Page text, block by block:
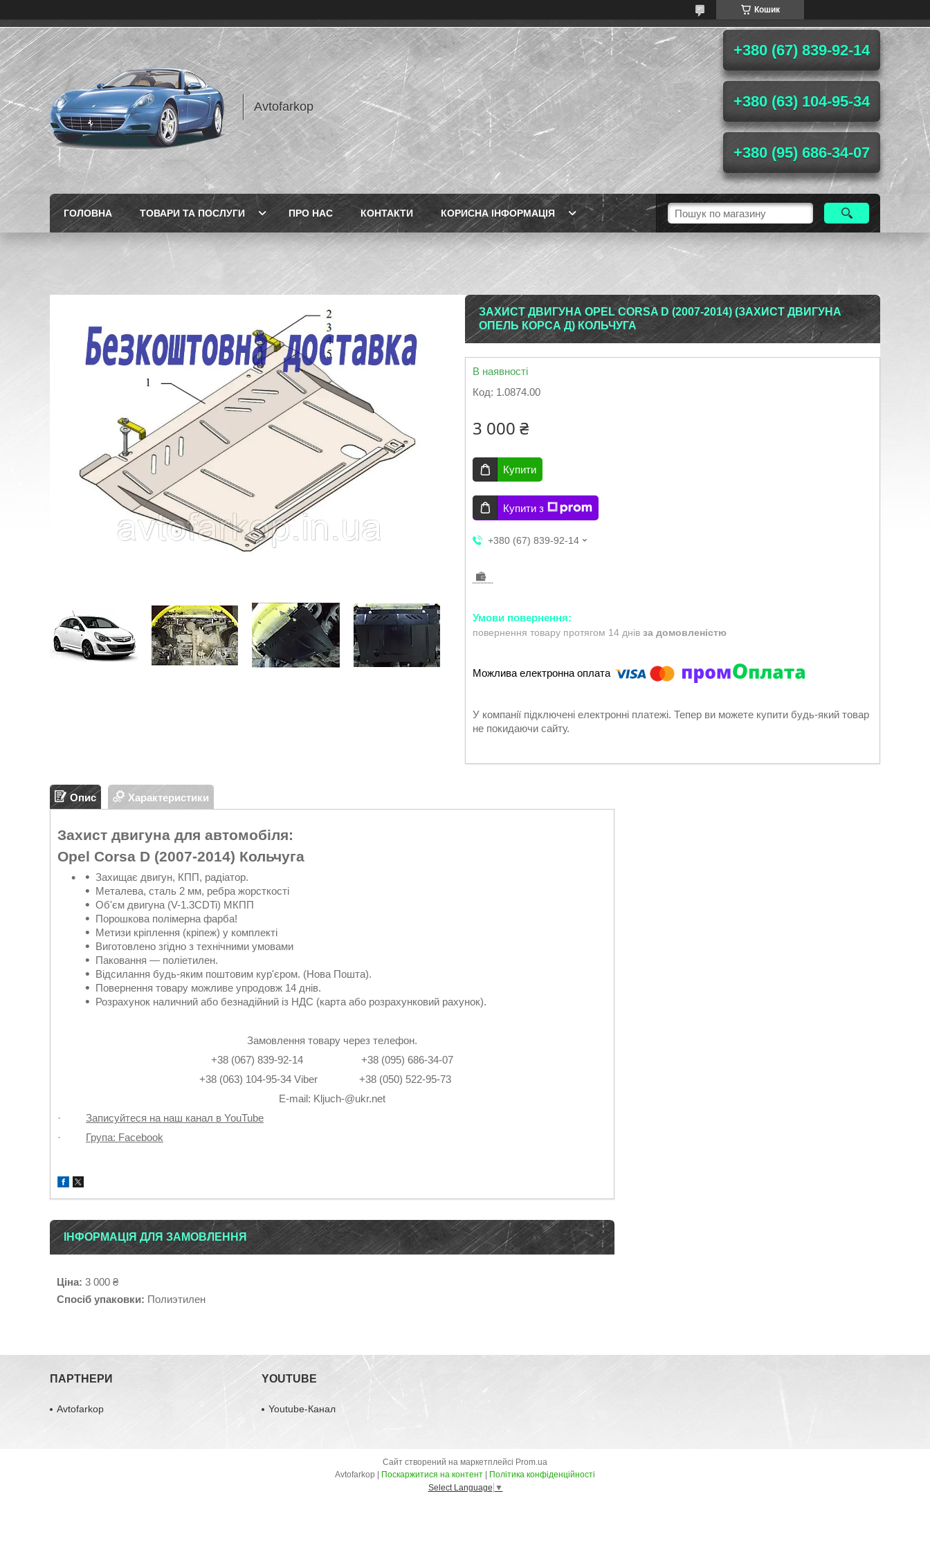
Кошик
Avtofarkop
+380 (67) 839-92-14
+380 (63) 104-95-34
+380 (95) 686-34-07
ГОЛОВНА ТОВАРИ ТА ПОСЛУГИ ПРО НАС КОНТАКТИ КОРИСНА ІНФОРМАЦІЯ
ЗАХИСТ ДВИГУНА OPEL CORSA D (2007-2014) (ЗАХИСТ ДВИГУНА
ОПЕЛЬ КОРСА Д) КОЛЬЧУГА
В наявності
Код: 1.0874.00
3 000 ₴
Купити
Купити з
+380 (67) 839-92-14
повернення товару протягом 14 днів за домовленістю
У компанії підключені електронні платежі. Тепер ви можете купити будь-який товар
не покидаючи сайту.
Опис Характеристики
Захист двигуна для автомобіля:
Opel Corsa D (2007-2014) Кольчуга
Захищає двигун, КПП, радіатор.
Металева, сталь 2 мм, ребра жорсткості
Об'єм двигуна (V-1.3CDTi) МКПП
Порошкова полімерна фарба!
Метизи кріплення (кріпеж) у комплекті
Виготовлено згідно з технічними умовами
Паковання — поліетилен.
Відсилання будь-яким поштовим кур'єром. (Нова Пошта).
Повернення товару можливе упродовж 14 днів.
Розрахунок наличний або безнадійний із НДС (карта або розрахунковий рахунок).
Замовлення товару через телефон.
+38 (067) 839-92-14 +38 (095) 686-34-07
+38 (063) 104-95-34 Viber +38 (050) 522-95-73
Е-mail: Kljuch-@ukr.net
· Записуйтеся на наш канал в YouTube
· Група: Facebook
ІНФОРМАЦІЯ ДЛЯ ЗАМОВЛЕННЯ
Ціна: 3 000 ₴
Спосіб упаковки: Полиэтилен
ПАРТНЕРИ
Avtofarkop
YOUTUBE
Youtube-Канал
Сайт створений на маркетплейсі Prom.ua
Поскаржитися на контент
Політика конфіденційності
Select Language ▼